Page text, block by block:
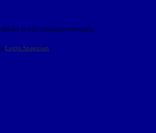
con le istruzioni necessarie.
Login Spaggiari